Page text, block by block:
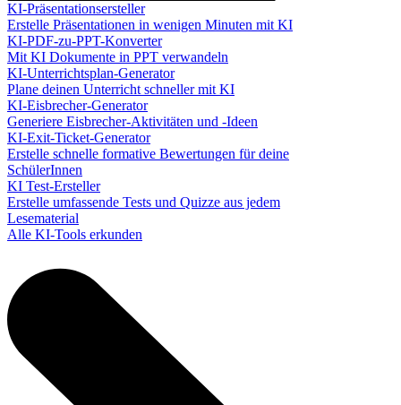
KI-Präsentationsersteller
Erstelle Präsentationen in wenigen Minuten mit KI
KI-PDF-zu-PPT-Konverter
Mit KI Dokumente in PPT verwandeln
KI-Unterrichtsplan-Generator
Plane deinen Unterricht schneller mit KI
KI-Eisbrecher-Generator
Generiere Eisbrecher-Aktivitäten und -Ideen
KI-Exit-Ticket-Generator
Erstelle schnelle formative Bewertungen für deine
SchülerInnen
KI Test-Ersteller
Erstelle umfassende Tests und Quizze aus jedem
Lesematerial
Alle KI-Tools erkunden